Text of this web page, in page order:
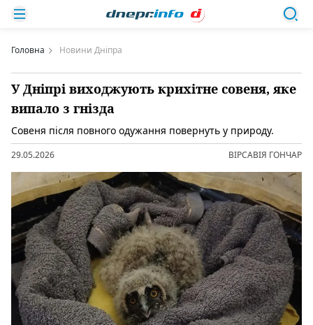
Головна Новини Дніпра
У Дніпрі виходжують крихітне совеня, яке
випало з гнізда
Совеня після повного одужання повернуть у природу.
29.05.2026 ВІРСАВІЯ ГОНЧАР